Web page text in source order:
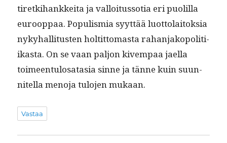
tiretk­i­hankkei­ta ja val­loi­tus­so­tia eri puo­lil­la
euroop­paa. Pop­ulis­mia syyt­tää luot­to­laitok­sia
nyky­hal­li­tusten holtit­tomas­ta rahan­jakopoli­ti­
ikas­ta. On se vaan paljon kivem­paa jael­la
toimeen­tu­losa­ta­sia sinne ja tänne kuin suun­
nitel­la meno­ja tulo­jen mukaan.
Vastaa